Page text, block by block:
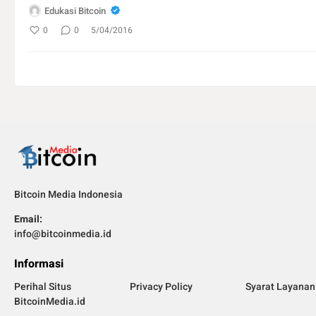
Edukasi Bitcoin
0 0 5/04/2016
Bitcoin Media Indonesia
Email:
info@bitcoinmedia.id
Informasi
Perihal Situs
BitcoinMedia.id
Privacy Policy Syarat Layanan